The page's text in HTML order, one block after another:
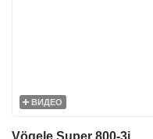
ВИДЕО
Vögele Super 800-3i